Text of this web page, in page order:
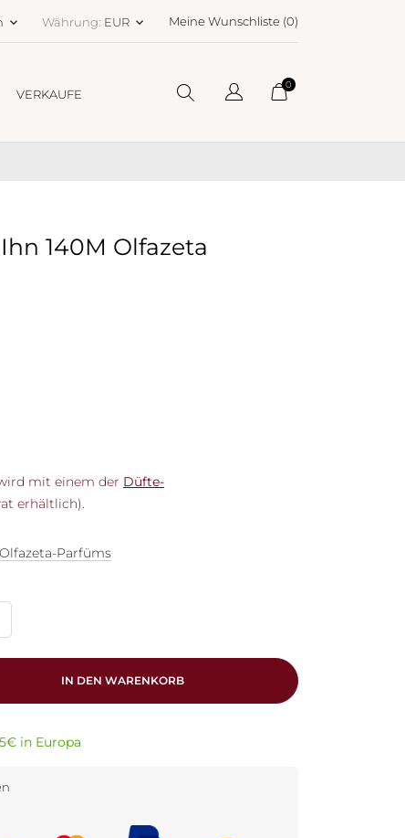
keyboard_arrow_down Währung: EUR keyboard_arrow_down Meine Wunschliste (0)
VERKAUFE
0
140M Olfazeta
mit einem der Düfte-
erhältlich).
Parfüms
IN DEN WARENKORB
in Europa